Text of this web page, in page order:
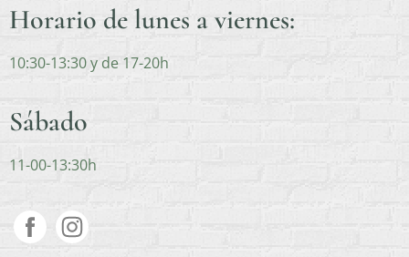
Horario de lunes a viernes:
10:30-13:30 y de 17-20h
Sábado
11-00-13:30h